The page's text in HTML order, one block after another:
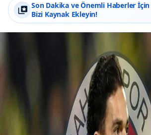
Son Dakika ve Önemli Haberler
Bizi Kaynak Ekleyin!